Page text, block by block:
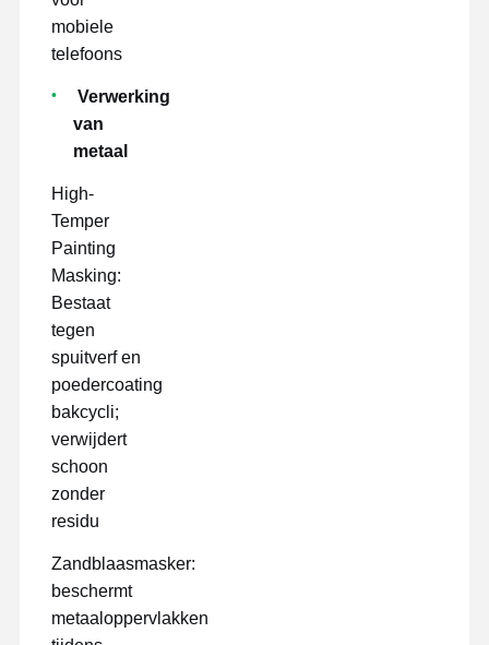
mobiele
telefoons
Verwerking
van
metaal
High-
Temper
Painting
Masking:
Bestaat
tegen
spuitverf en
poedercoating
bakcycli;
verwijdert
schoon
zonder
residu
Zandblaasmasker:
beschermt
metaaloppervlakken